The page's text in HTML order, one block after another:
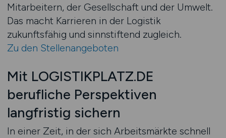
Mitarbeitern, der Gesellschaft und der Umwelt.
Das macht Karrieren in der Logistik
zukunftsfähig und sinnstiftend zugleich.
Zu den Stellenangeboten
Mit LOGISTIKPLATZ.DE
berufliche Perspektiven
langfristig sichern
In einer Zeit, in der sich Arbeitsmärkte schnell